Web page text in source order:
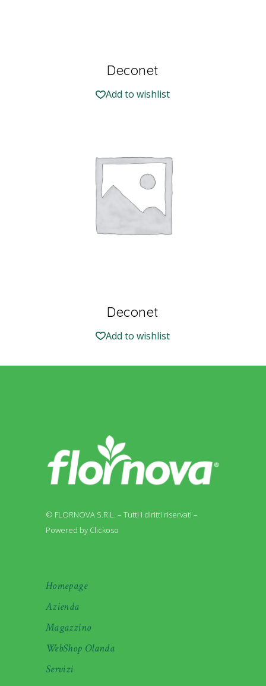
Deconet
Add to wishlist
Deconet
Add to wishlist
© FLORNOVA S.R.L. – Tutti i diritti riservati –
Powered by Clickoso
Homepage
Azienda
Magazzino
WebShop Olanda
Servizi